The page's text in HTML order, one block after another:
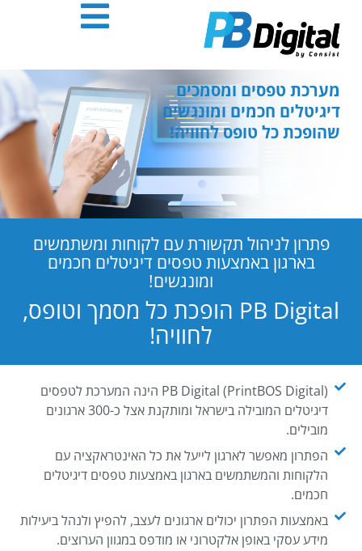
אנטר
מערכת טפסים ומסמכים
דיגיטלים חכמים ומונגשים
שהופכת כל טופס לחוויה!
פתרון לניהול תקשורת עם לקוחות ומשתמשים
בארגון באמצעות טפסים דיגיטלים חכמים
ומונגשים!
PB Digital הופכת כל מסמך וטופס,
לחוויה!
PB Digital (PrintBOS Digital) הינה המערכת לטפסים
דיגיטלים המובילה בישראל ומותקנת אצל כ-300 ארגונים
מובילים.
הפתרון מאפשר לארגון לייעל את כל האינטראקציה עם
הלקוחות והמשתמשים בארגון באמצעות טפסים דיגיטלים
חכמים.
באמצעות הפתרון יכולים ארגונים לעצב, להפיץ ולנהל ביעילות
מידע עסקי באופן אלקטרוני או מודפס במגוון הערוצים.